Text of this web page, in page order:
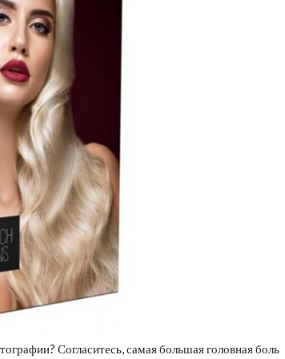
Согласитесь, самая большая головная боль